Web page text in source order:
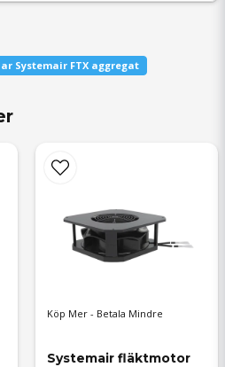
Systemair FTX aggregat
Köp Mer - Betala Mindre
Systemair fläktmotor